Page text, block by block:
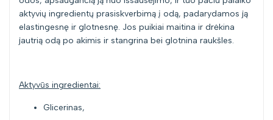
aktyvių ingredientų prasiskverbimą į odą, padarydamos ją
elastingesnę ir glotnesnę. Jos puikiai maitina ir drėkina
jautrią odą po akimis ir stangrina bei glotnina raukšles.
Aktyvūs ingredientai:
Glicerinas,